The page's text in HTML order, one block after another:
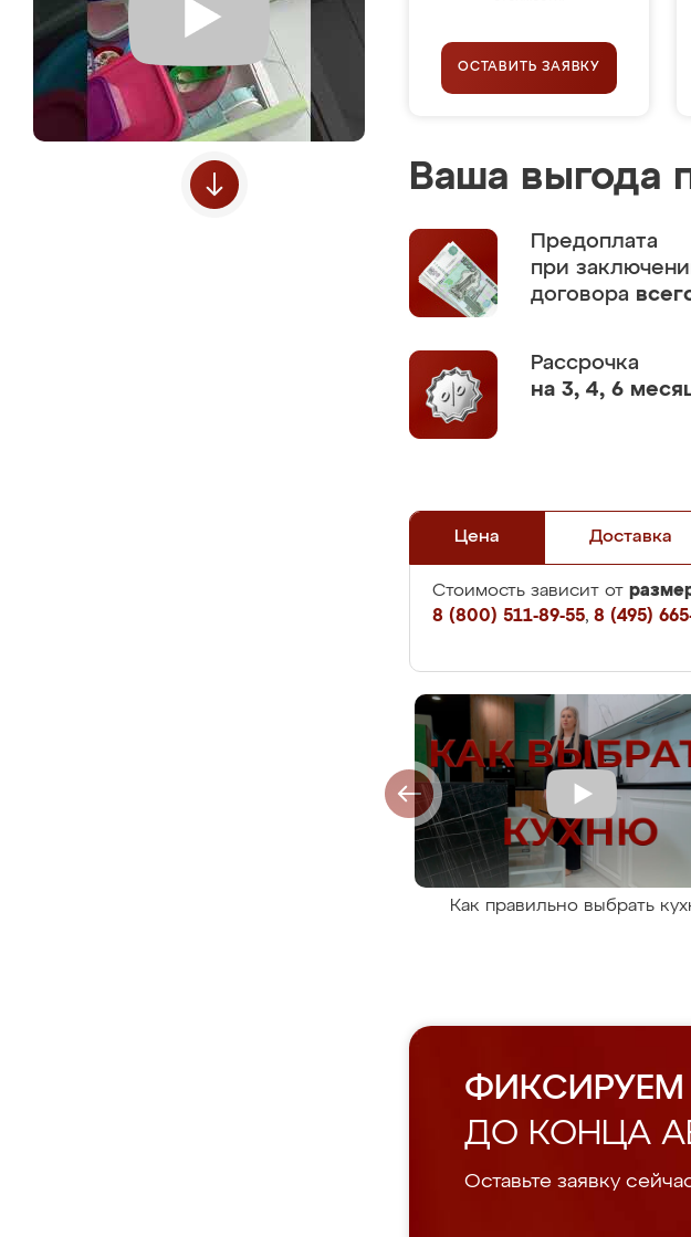
ОСТАВИТЬ ЗАЯВКУ
Ваша выгода
Предоплата
при
договора
Рассрочка
на 3, 4, 6
Цена Доставка
Стоимость зависит от
8 (800) 511-89-55, 8 (495)
Как правильно выбрать
ФИКСИРУЕМ
ДО КОНЦА
Оставьте заявку